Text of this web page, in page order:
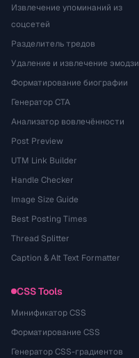
Извлечение упоминаний из
соцсетей
Разделитель тредов
Удаление и извлечение эмодзи
Форматирование биографии
Генератор CTA
Анализатор вовлечённости
Post Preview
UTM Link Builder
Handle Checker
Image Size Guide
Best Posting Times
Thread Splitter
Caption & Alt Text Formatter
CSS Tools
Минификатор CSS
Форматирование CSS
Генератор CSS-градиентов